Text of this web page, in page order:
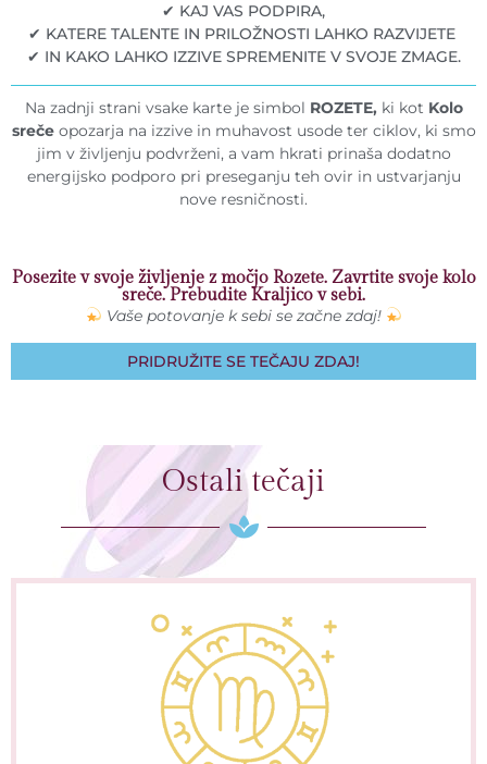
✔ KAJ VAS PODPIRA,
✔ KATERE TALENTE IN PRILOŽNOSTI LAHKO RAZVIJETE
✔ IN KAKO LAHKO IZZIVE SPREMENITE V SVOJE ZMAGE.
Na zadnji strani vsake karte je simbol ROZETE, ki kot Kolo
sreče opozarja na izzive in muhavost usode ter ciklov, ki smo
jim v življenju podvrženi, a vam hkrati prinaša dodatno
energijsko podporo pri preseganju teh ovir in ustvarjanju
nove resničnosti.
Posezite v svoje življenje z močjo Rozete. Zavrtite svoje kolo
sreče. Prebudite Kraljico v sebi.
Vaše potovanje k sebi se začne zdaj!
PRIDRUŽITE SE TEČAJU ZDAJ!
Ostali tečaji